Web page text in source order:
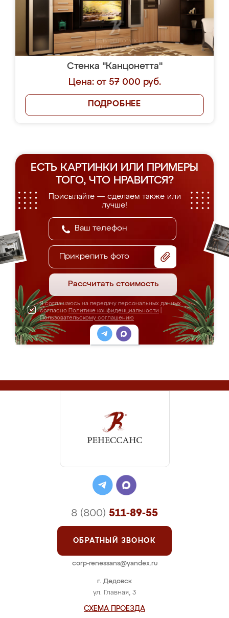
Стенка "Канцонетта"
Цена: от 57 000 руб.
ПОДРОБНЕЕ
ЕСТЬ КАРТИНКИ ИЛИ ПРИМЕРЫ
ТОГО, ЧТО НРАВИТСЯ?
Присылайте — сделаем также или
лучше!
Прикрепить фото
Рассчитать стоимость
Я соглашаюсь на передачу персональных данных
согласно Политике конфиденциальности
Пользовательскому соглашению
г. Дедовск
ул. Главная, 3
СХЕМА ПРОЕЗДА
8 (800) 511-89-55
ОБРАТНЫЙ ЗВОНОК
corp-renessans@yandex.ru